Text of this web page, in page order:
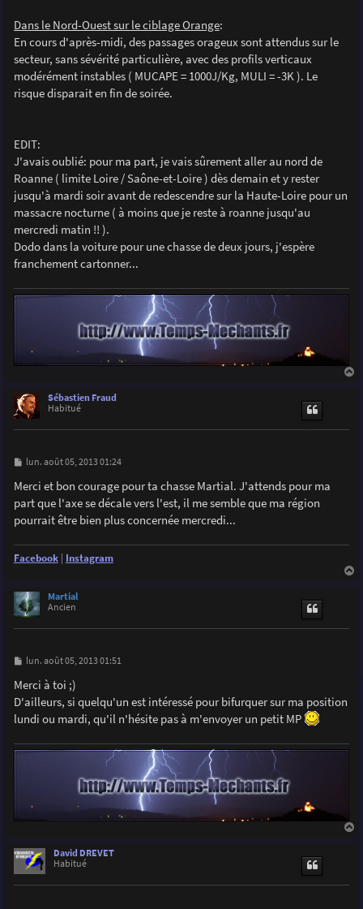
Dans le Nord-Ouest sur le ciblage Orange:
En cours d'après-midi, des passages orageux sont attendus sur le
secteur, sans sévérité particulière, avec des profils verticaux
modérément instables ( MUCAPE = 1000J/Kg, MULI = -3K ). Le
risque disparait en fin de soirée.
EDIT:
J'avais oublié: pour ma part, je vais sûrement aller au nord de
Roanne ( limite Loire / Saône-et-Loire ) dès demain et y rester
jusqu'à mardi soir avant de redescendre sur la Haute-Loire pour un
massacre nocturne ( à moins que je reste à roanne jusqu'au
mercredi matin !! ).
Dodo dans la voiture pour une chasse de deux jours, j'espère
franchement cartonner...
Sébastien Fraud
Habitué
M
s
s
a
e
lun. août 05, 2013 01:24
Merci et bon courage pour ta chasse Martial. J'attends pour ma
part que l'axe se décale vers l'est, il me semble que ma région
pourrait être bien plus concernée mercredi...
Facebook| Instagram
Martial
Ancien
M
s
s
a
e
lun. août 05, 2013 01:51
Merci à toi ;)
D'ailleurs, si quelqu'un est intéressé pour bifurquer sur ma position
lundi ou mardi, qu'il n'hésite pas à m'envoyer un petit MP
David DREVET
Habitué